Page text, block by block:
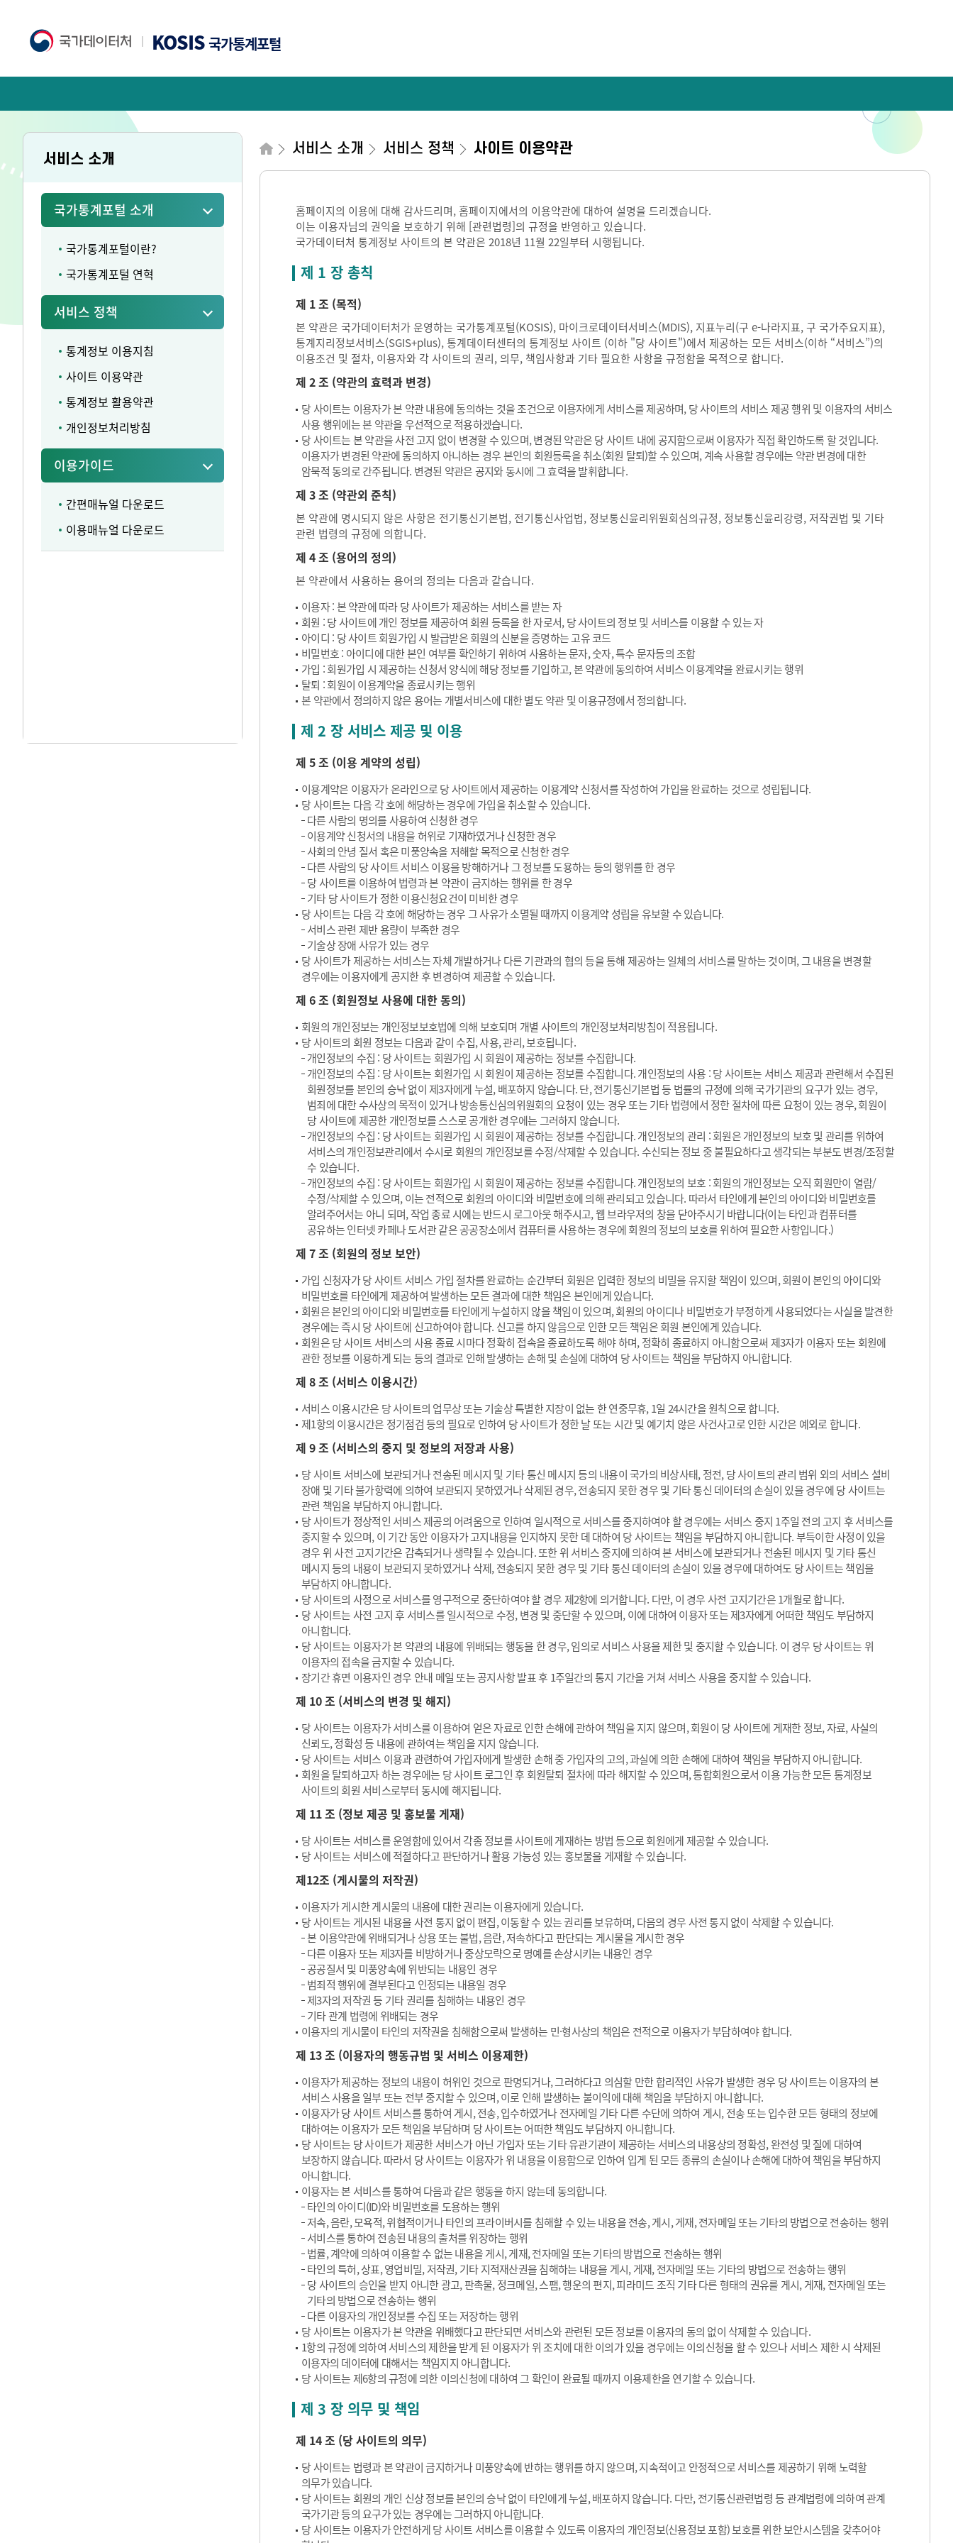
KOSIS국가통계포털
서비스 소개
국가통계포털 소개
국가통계포털이란?
국가통계포털 연혁
서비스 정책
통계정보 이용지침
사이트 이용약관
통계정보 활용약관
개인정보처리방침
이용가이드
간편매뉴얼 다운로드
이용매뉴얼 다운로드
서비스 소개 서비스 정책 사이트 이용약관
홈페이지의 이용에 대해 감사드리며, 홈페이지에서의 이용약관에 대하여 설명을 드리겠습니다.
이는 이용자님의 권익을 보호하기 위해 [관련법령]의 규정을 반영하고 있습니다.
국가데이터처 통계정보 사이트의 본 약관은 2018년 11월 22일부터 시행됩니다.
제 1 장 총칙
제 1 조 (목적)
본 약관은 국가데이터처가 운영하는 국가통계포털(KOSIS), 마이크로데이터서비스(MDIS), 지표누리(구 e-나라지표, 구 국가주요지표),
통계지리정보서비스(SGIS+plus), 통계데이터센터의 통계정보 사이트 (이하 "당 사이트")에서 제공하는 모든 서비스(이하 “서비스”)의
이용조건 및 절차, 이용자와 각 사이트의 권리, 의무, 책임사항과 기타 필요한 사항을 규정함을 목적으로 합니다.
제 2 조 (약관의 효력과 변경)
당 사이트는 이용자가 본 약관 내용에 동의하는 것을 조건으로 이용자에게 서비스를 제공하며, 당 사이트의 서비스 제공 행위 및 이용자의 서비스
사용 행위에는 본 약관을 우선적으로 적용하겠습니다.
당 사이트는 본 약관을 사전 고지 없이 변경할 수 있으며, 변경된 약관은 당 사이트 내에 공지함으로써 이용자가 직접 확인하도록 할 것입니다.
이용자가 변경된 약관에 동의하지 아니하는 경우 본인의 회원등록을 취소(회원 탈퇴)할 수 있으며, 계속 사용할 경우에는 약관 변경에 대한
암묵적 동의로 간주됩니다. 변경된 약관은 공지와 동시에 그 효력을 발휘합니다.
제 3 조 (약관외 준칙)
본 약관에 명시되지 않은 사항은 전기통신기본법, 전기통신사업법, 정보통신윤리위원회심의규정, 정보통신윤리강령, 저작권법 및 기타
관련 법령의 규정에 의합니다.
제 4 조 (용어의 정의)
본 약관에서 사용하는 용어의 정의는 다음과 같습니다.
이용자 : 본 약관에 따라 당 사이트가 제공하는 서비스를 받는 자
회원 : 당 사이트에 개인 정보를 제공하여 회원 등록을 한 자로서, 당 사이트의 정보 및 서비스를 이용할 수 있는 자
아이디 : 당 사이트 회원가입 시 발급받은 회원의 신분을 증명하는 고유 코드
비밀번호 : 아이디에 대한 본인 여부를 확인하기 위하여 사용하는 문자, 숫자, 특수 문자등의 조합
가입 : 회원가입 시 제공하는 신청서 양식에 해당 정보를 기입하고, 본 약관에 동의하여 서비스 이용계약을 완료시키는 행위
탈퇴 : 회원이 이용계약을 종료시키는 행위
본 약관에서 정의하지 않은 용어는 개별서비스에 대한 별도 약관 및 이용규정에서 정의합니다.
제 2 장 서비스 제공 및 이용
제 5 조 (이용 계약의 성립)
이용계약은 이용자가 온라인으로 당 사이트에서 제공하는 이용계약 신청서를 작성하여 가입을 완료하는 것으로 성립됩니다.
당 사이트는 다음 각 호에 해당하는 경우에 가입을 취소할 수 있습니다.
다른 사람의 명의를 사용하여 신청한 경우
이용계약 신청서의 내용을 허위로 기재하였거나 신청한 경우
사회의 안녕 질서 혹은 미풍양속을 저해할 목적으로 신청한 경우
다른 사람의 당 사이트 서비스 이용을 방해하거나 그 정보를 도용하는 등의 행위를 한 경우
당 사이트를 이용하여 법령과 본 약관이 금지하는 행위를 한 경우
기타 당 사이트가 정한 이용신청요건이 미비한 경우
당 사이트는 다음 각 호에 해당하는 경우 그 사유가 소멸될 때까지 이용계약 성립을 유보할 수 있습니다.
서비스 관련 제반 용량이 부족한 경우
기술상 장애 사유가 있는 경우
당 사이트가 제공하는 서비스는 자체 개발하거나 다른 기관과의 협의 등을 통해 제공하는 일체의 서비스를 말하는 것이며, 그 내용을 변경할
경우에는 이용자에게 공지한 후 변경하여 제공할 수 있습니다.
제 6 조 (회원정보 사용에 대한 동의)
회원의 개인정보는 개인정보보호법에 의해 보호되며 개별 사이트의 개인정보처리방침이 적용됩니다.
당 사이트의 회원 정보는 다음과 같이 수집, 사용, 관리, 보호됩니다.
개인정보의 수집 : 당 사이트는 회원가입 시 회원이 제공하는 정보를 수집합니다.
개인정보의 수집 : 당 사이트는 회원가입 시 회원이 제공하는 정보를 수집합니다. 개인정보의 사용 : 당 사이트는 서비스 제공과 관련해서 수집된
회원정보를 본인의 승낙 없이 제3자에게 누설, 배포하지 않습니다. 단, 전기통신기본법 등 법률의 규정에 의해 국가기관의 요구가 있는 경우,
범죄에 대한 수사상의 목적이 있거나 방송통신심의위원회의 요청이 있는 경우 또는 기타 법령에서 정한 절차에 따른 요청이 있는 경우, 회원이
당 사이트에 제공한 개인정보를 스스로 공개한 경우에는 그러하지 않습니다.
개인정보의 수집 : 당 사이트는 회원가입 시 회원이 제공하는 정보를 수집합니다. 개인정보의 관리 : 회원은 개인정보의 보호 및 관리를 위하여
서비스의 개인정보관리에서 수시로 회원의 개인정보를 수정/삭제할 수 있습니다. 수신되는 정보 중 불필요하다고 생각되는 부분도 변경/조정할
수 있습니다.
개인정보의 수집 : 당 사이트는 회원가입 시 회원이 제공하는 정보를 수집합니다. 개인정보의 보호 : 회원의 개인정보는 오직 회원만이 열람/
수정/삭제할 수 있으며, 이는 전적으로 회원의 아이디와 비밀번호에 의해 관리되고 있습니다. 따라서 타인에게 본인의 아이디와 비밀번호를
알려주어서는 아니 되며, 작업 종료 시에는 반드시 로그아웃 해주시고, 웹 브라우저의 창을 닫아주시기 바랍니다(이는 타인과 컴퓨터를
공유하는 인터넷 카페나 도서관 같은 공공장소에서 컴퓨터를 사용하는 경우에 회원의 정보의 보호를 위하여 필요한 사항입니다.)
제 7 조 (회원의 정보 보안)
가입 신청자가 당 사이트 서비스 가입 절차를 완료하는 순간부터 회원은 입력한 정보의 비밀을 유지할 책임이 있으며, 회원이 본인의 아이디와
비밀번호를 타인에게 제공하여 발생하는 모든 결과에 대한 책임은 본인에게 있습니다.
회원은 본인의 아이디와 비밀번호를 타인에게 누설하지 않을 책임이 있으며, 회원의 아이디나 비밀번호가 부정하게 사용되었다는 사실을 발견한
경우에는 즉시 당 사이트에 신고하여야 합니다. 신고를 하지 않음으로 인한 모든 책임은 회원 본인에게 있습니다.
회원은 당 사이트 서비스의 사용 종료 시마다 정확히 접속을 종료하도록 해야 하며, 정확히 종료하지 아니함으로써 제3자가 이용자 또는 회원에
관한 정보를 이용하게 되는 등의 결과로 인해 발생하는 손해 및 손실에 대하여 당 사이트는 책임을 부담하지 아니합니다.
제 8 조 (서비스 이용시간)
서비스 이용시간은 당 사이트의 업무상 또는 기술상 특별한 지장이 없는 한 연중무휴, 1일 24시간을 원칙으로 합니다.
제1항의 이용시간은 정기점검 등의 필요로 인하여 당 사이트가 정한 날 또는 시간 및 예기치 않은 사건사고로 인한 시간은 예외로 합니다.
제 9 조 (서비스의 중지 및 정보의 저장과 사용)
당 사이트 서비스에 보관되거나 전송된 메시지 및 기타 통신 메시지 등의 내용이 국가의 비상사태, 정전, 당 사이트의 관리 범위 외의 서비스 설비
장애 및 기타 불가항력에 의하여 보관되지 못하였거나 삭제된 경우, 전송되지 못한 경우 및 기타 통신 데이터의 손실이 있을 경우에 당 사이트는
관련 책임을 부담하지 아니합니다.
당 사이트가 정상적인 서비스 제공의 어려움으로 인하여 일시적으로 서비스를 중지하여야 할 경우에는 서비스 중지 1주일 전의 고지 후 서비스를
중지할 수 있으며, 이 기간 동안 이용자가 고지내용을 인지하지 못한 데 대하여 당 사이트는 책임을 부담하지 아니합니다. 부득이한 사정이 있을
경우 위 사전 고지기간은 감축되거나 생략될 수 있습니다. 또한 위 서비스 중지에 의하여 본 서비스에 보관되거나 전송된 메시지 및 기타 통신
메시지 등의 내용이 보관되지 못하였거나 삭제, 전송되지 못한 경우 및 기타 통신 데이터의 손실이 있을 경우에 대하여도 당 사이트는 책임을
부담하지 아니합니다.
당 사이트의 사정으로 서비스를 영구적으로 중단하여야 할 경우 제2항에 의거합니다. 다만, 이 경우 사전 고지기간은 1개월로 합니다.
당 사이트는 사전 고지 후 서비스를 일시적으로 수정, 변경 및 중단할 수 있으며, 이에 대하여 이용자 또는 제3자에게 어떠한 책임도 부담하지
아니합니다.
당 사이트는 이용자가 본 약관의 내용에 위배되는 행동을 한 경우, 임의로 서비스 사용을 제한 및 중지할 수 있습니다. 이 경우 당 사이트는 위
이용자의 접속을 금지할 수 있습니다.
장기간 휴면 이용자인 경우 안내 메일 또는 공지사항 발표 후 1주일간의 통지 기간을 거쳐 서비스 사용을 중지할 수 있습니다.
제 10 조 (서비스의 변경 및 해지)
당 사이트는 이용자가 서비스를 이용하여 얻은 자료로 인한 손해에 관하여 책임을 지지 않으며, 회원이 당 사이트에 게재한 정보, 자료, 사실의
신뢰도, 정확성 등 내용에 관하여는 책임을 지지 않습니다.
당 사이트는 서비스 이용과 관련하여 가입자에게 발생한 손해 중 가입자의 고의, 과실에 의한 손해에 대하여 책임을 부담하지 아니합니다.
회원을 탈퇴하고자 하는 경우에는 당 사이트 로그인 후 회원탈퇴 절차에 따라 해지할 수 있으며, 통합회원으로서 이용 가능한 모든 통계정보
사이트의 회원 서비스로부터 동시에 해지됩니다.
제 11 조 (정보 제공 및 홍보물 게재)
당 사이트는 서비스를 운영함에 있어서 각종 정보를 사이트에 게재하는 방법 등으로 회원에게 제공할 수 있습니다.
당 사이트는 서비스에 적절하다고 판단하거나 활용 가능성 있는 홍보물을 게재할 수 있습니다.
제12조 (게시물의 저작권)
이용자가 게시한 게시물의 내용에 대한 권리는 이용자에게 있습니다.
당 사이트는 게시된 내용을 사전 통지 없이 편집, 이동할 수 있는 권리를 보유하며, 다음의 경우 사전 통지 없이 삭제할 수 있습니다.
본 이용약관에 위배되거나 상용 또는 불법, 음란, 저속하다고 판단되는 게시물을 게시한 경우
다른 이용자 또는 제3자를 비방하거나 중상모략으로 명예를 손상시키는 내용인 경우
공공질서 및 미풍양속에 위반되는 내용인 경우
범죄적 행위에 결부된다고 인정되는 내용일 경우
제3자의 저작권 등 기타 권리를 침해하는 내용인 경우
기타 관계 법령에 위배되는 경우
이용자의 게시물이 타인의 저작권을 침해함으로써 발생하는 민·형사상의 책임은 전적으로 이용자가 부담하여야 합니다.
제 13 조 (이용자의 행동규범 및 서비스 이용제한)
이용자가 제공하는 정보의 내용이 허위인 것으로 판명되거나, 그러하다고 의심할 만한 합리적인 사유가 발생한 경우 당 사이트는 이용자의 본
서비스 사용을 일부 또는 전부 중지할 수 있으며, 이로 인해 발생하는 불이익에 대해 책임을 부담하지 아니합니다.
이용자가 당 사이트 서비스를 통하여 게시, 전송, 입수하였거나 전자메일 기타 다른 수단에 의하여 게시, 전송 또는 입수한 모든 형태의 정보에
대하여는 이용자가 모든 책임을 부담하며 당 사이트는 어떠한 책임도 부담하지 아니합니다.
당 사이트는 당 사이트가 제공한 서비스가 아닌 가입자 또는 기타 유관기관이 제공하는 서비스의 내용상의 정확성, 완전성 및 질에 대하여
보장하지 않습니다. 따라서 당 사이트는 이용자가 위 내용을 이용함으로 인하여 입게 된 모든 종류의 손실이나 손해에 대하여 책임을 부담하지
아니합니다.
이용자는 본 서비스를 통하여 다음과 같은 행동을 하지 않는데 동의합니다.
타인의 아이디(ID)와 비밀번호를 도용하는 행위
저속, 음란, 모욕적, 위협적이거나 타인의 프라이버시를 침해할 수 있는 내용을 전송, 게시, 게재, 전자메일 또는 기타의 방법으로 전송하는 행위
서비스를 통하여 전송된 내용의 출처를 위장하는 행위
법률, 계약에 의하여 이용할 수 없는 내용을 게시, 게재, 전자메일 또는 기타의 방법으로 전송하는 행위
타인의 특허, 상표, 영업비밀, 저작권, 기타 지적재산권을 침해하는 내용을 게시, 게재, 전자메일 또는 기타의 방법으로 전송하는 행위
당 사이트의 승인을 받지 아니한 광고, 판촉물, 정크메일, 스팸, 행운의 편지, 피라미드 조직 기타 다른 형태의 권유를 게시, 게재, 전자메일 또는
기타의 방법으로 전송하는 행위
다른 이용자의 개인정보를 수집 또는 저장하는 행위
당 사이트는 이용자가 본 약관을 위배했다고 판단되면 서비스와 관련된 모든 정보를 이용자의 동의 없이 삭제할 수 있습니다.
1항의 규정에 의하여 서비스의 제한을 받게 된 이용자가 위 조치에 대한 이의가 있을 경우에는 이의신청을 할 수 있으나 서비스 제한 시 삭제된
이용자의 데이터에 대해서는 책임지지 아니합니다.
당 사이트는 제6항의 규정에 의한 이의신청에 대하여 그 확인이 완료될 때까지 이용제한을 연기할 수 있습니다.
제 3 장 의무 및 책임
제 14 조 (당 사이트의 의무)
당 사이트는 법령과 본 약관이 금지하거나 미풍양속에 반하는 행위를 하지 않으며, 지속적이고 안정적으로 서비스를 제공하기 위해 노력할
의무가 있습니다.
당 사이트는 회원의 개인 신상 정보를 본인의 승낙 없이 타인에게 누설, 배포하지 않습니다. 다만, 전기통신관련법령 등 관계법령에 의하여 관계
국가기관 등의 요구가 있는 경우에는 그러하지 아니합니다.
당 사이트는 이용자가 안전하게 당 사이트 서비스를 이용할 수 있도록 이용자의 개인정보(신용정보 포함) 보호를 위한 보안시스템을 갖추어야